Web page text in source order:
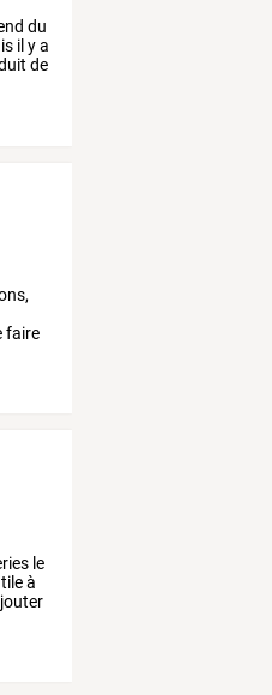
du
il ya
de
faire
le
à